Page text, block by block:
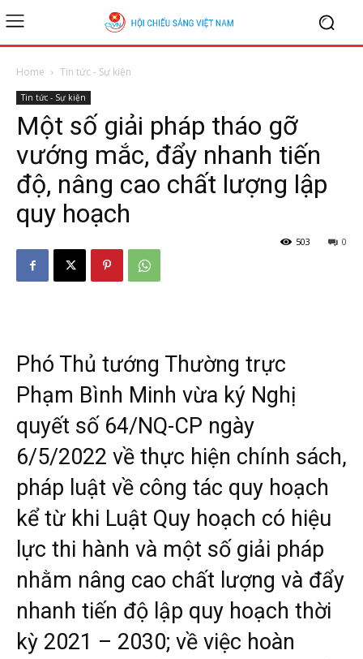
Home Tin tức - Sự kiện
Tin tức - Sự kiện
Một số giải pháp tháo gỡ
vướng mắc, đẩy nhanh tiến
độ, nâng cao chất lượng lập
quy hoạch
0
503
Phó Thủ tướng Thường trực
Phạm Bình Minh vừa ký Nghị
quyết số 64/NQ-CP ngày
6/5/2022 về thực hiện chính sách,
pháp luật về công tác quy hoạch
kể từ khi Luật Quy hoạch có hiệu
lực thi hành và một số giải pháp
nhằm nâng cao chất lượng và đẩy
nhanh tiến độ lập quy hoạch thời
kỳ 2021 – 2030; về việc hoàn